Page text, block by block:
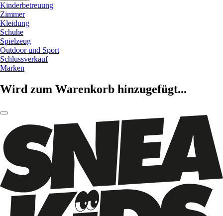
Kinderbetreuung
Zimmer
Kleidung
Schuhe
Spielzeug
Outdoor und Sport
Schlussverkauf
Marken
Wird zum Warenkorb hinzugefügt...